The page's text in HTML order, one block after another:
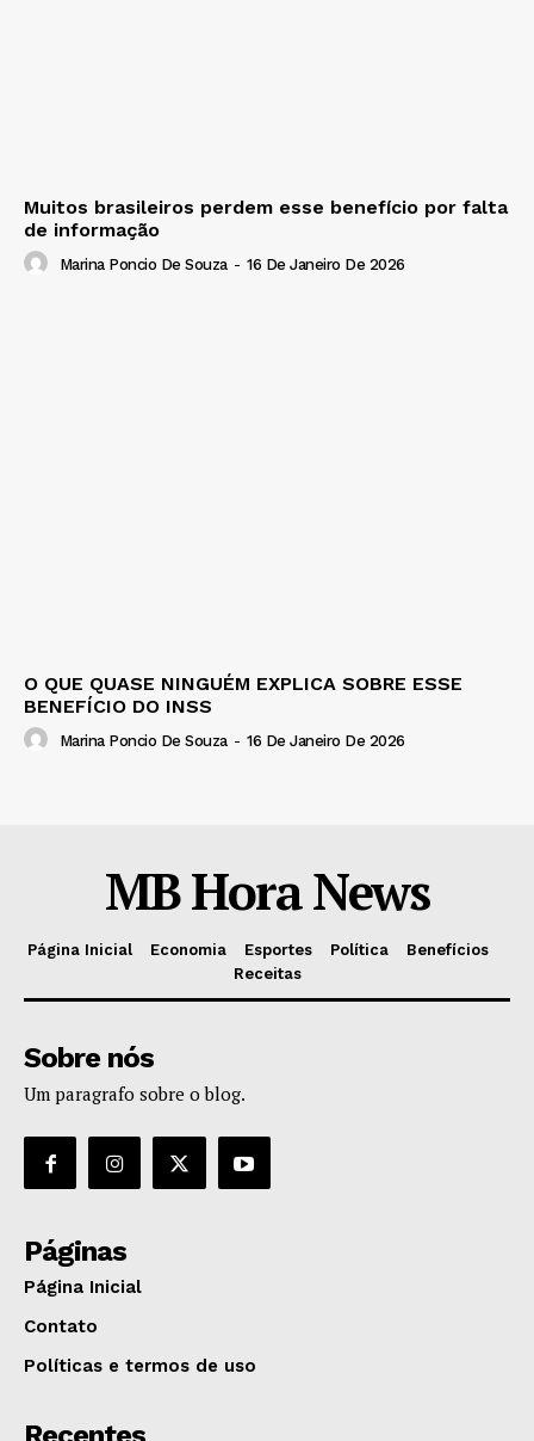
Muitos brasileiros perdem esse benefício por falta
de informação
Marina Poncio De Souza - 16 De Janeiro De 2026
O QUE QUASE NINGUÉM EXPLICA SOBRE ESSE
BENEFÍCIO DO INSS
Marina Poncio De Souza - 16 De Janeiro De 2026
MB Hora News
Página Inicial Economia Esportes Política
Benefícios
Receitas
Sobre nós
Um paragrafo sobre o blog.
Páginas
Página Inicial
Contato
Políticas e termos de uso